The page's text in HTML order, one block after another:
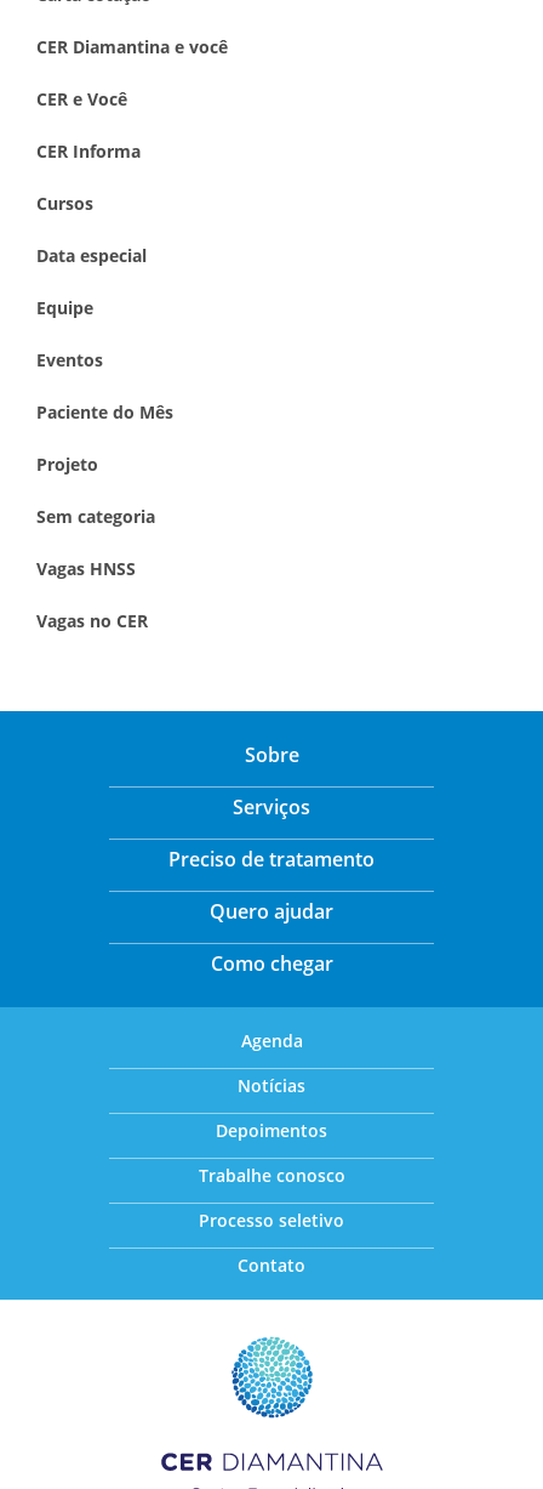
CER Diamantina e você
CER e Você
CER Informa
Cursos
Data especial
Equipe
Eventos
Paciente do Mês
Projeto
Sem categoria
Vagas HNSS
Vagas no CER
Sobre
Serviços
Preciso de tratamento
Quero ajudar
Como chegar
Agenda
Notícias
Depoimentos
Trabalhe conosco
Processo seletivo
Contato